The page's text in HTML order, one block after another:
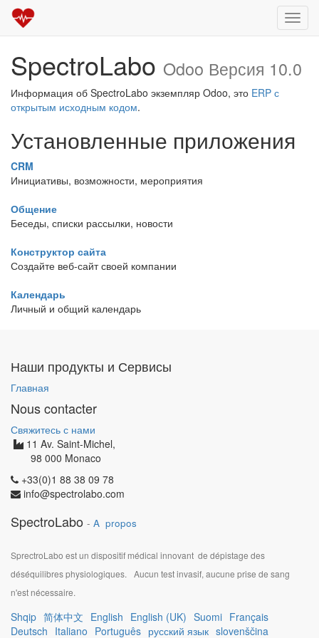
SpectroLabo Odoo Версия 10.0
Информация об SpectroLabo экземпляр Odoo, это ERP с
открытым исходным кодом.
Установленные приложения
CRM
Инициативы, возможности, мероприятия
Общение
Беседы, списки рассылки, новости
Конструктор сайта
Создайте веб-сайт своей компании
Календарь
Личный и общий календарь
Наши продукты и Сервисы
Главная
Nous contacter
Свяжитесь с нами
11 Av. Saint-Michel,
98 000 Monaco
+33(0)1 88 38 09 78
info@spectrolabo.com
SpectroLabo - A propos
SprectroLabo est un dispositif médical innovant de dépistage des
déséquilibres physiologiques.
Aucun test invasif, aucune prise de sang
n'est nécessaire.
Shqip 简体中文 English English (UK) Suomi Français
Deutsch Italiano Português русский язык slovenščina